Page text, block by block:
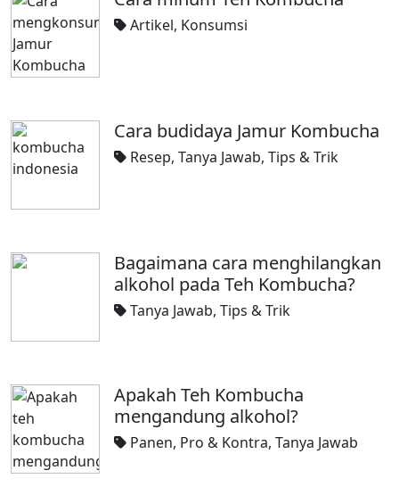
Artikel, Konsumsi
Cara budidaya Jamur Kombucha
Resep, Tanya Jawab, Tips & Trik
Bagaimana cara menghilangkan
alkohol pada Teh Kombucha?
Tanya Jawab, Tips & Trik
Apakah Teh Kombucha
mengandung alkohol?
Panen, Pro & Kontra, Tanya Jawab